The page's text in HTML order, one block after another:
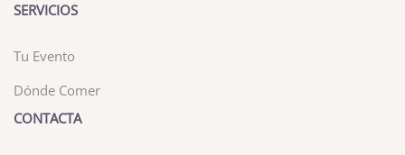
SERVICIOS
Tu Evento
Dónde Comer
CONTACTA